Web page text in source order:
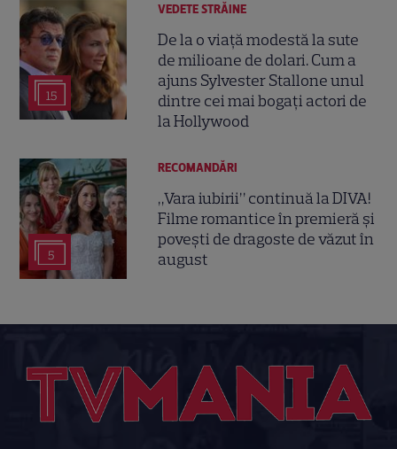
15
VEDETE STRĂINE
De la o viață modestă la sute
de milioane de dolari. Cum a
ajuns Sylvester Stallone unul
dintre cei mai bogați actori de
la Hollywood
5
RECOMANDĂRI
„Vara iubirii” continuă la DIVA!
Filme romantice în premieră și
povești de dragoste de văzut în
august